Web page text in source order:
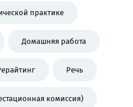
практике
Домашняя работа
Речь
комиссия)